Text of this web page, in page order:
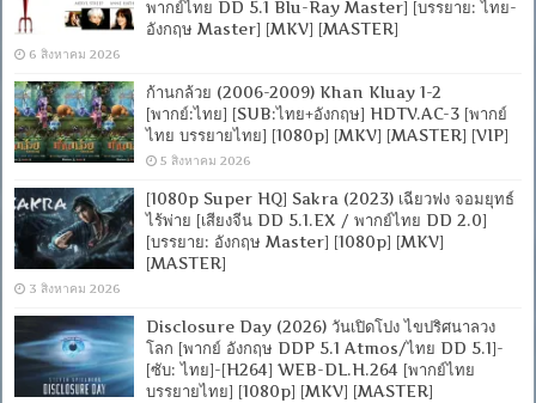
พากย์ไทย DD 5.1 Blu-Ray Master] [บรรยาย: ไทย-
อังกฤษ Master] [MKV] [MASTER]
6 สิงหาคม 2026
ก้านกล้วย (2006-2009) Khan Kluay 1-2
[พากย์:ไทย] [SUB:ไทย+อังกฤษ] HDTV.AC-3 [พากย์
ไทย บรรยายไทย] [1080p] [MKV] [MASTER] [VIP]
5 สิงหาคม 2026
[1080p Super HQ] Sakra (2023) เฉียวฟง จอมยุทธ์
ไร้พ่าย [เสียงจีน DD 5.1.EX / พากย์ไทย DD 2.0]
[บรรยาย: อังกฤษ Master] [1080p] [MKV]
[MASTER]
3 สิงหาคม 2026
Disclosure Day (2026) วันเปิดโปง ไขปริศนาลวง
โลก [พากย์ อังกฤษ DDP 5.1 Atmos/ไทย DD 5.1]-
[ซับ: ไทย]-[H264] WEB-DL.H.264 [พากย์ไทย
บรรยายไทย] [1080p] [MKV] [MASTER]